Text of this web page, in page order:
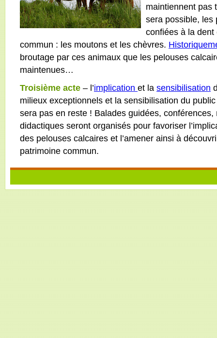
maintiennent pas
sera possible, les
confiées à la
commun : les moutons et les chèvres.
broutage par ces animaux que les pelouses
maintenues…
Troisième acte – l’implication et la sensibilisation
milieux exceptionnels et la sensibilisation du
sera pas en reste ! Balades guidées,
didactiques seront organisés pour favoriser
des pelouses calcaires et l’amener ainsi à
patrimoine commun.